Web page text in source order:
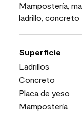
Mampostería,
ladrillo, concreto
Superficie
Ladrillos
Concreto
Placa de yeso
Mampostería